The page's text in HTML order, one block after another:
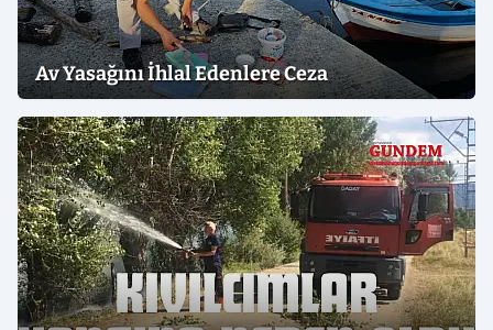
Av Yasağını İhlal Edenlere Ceza